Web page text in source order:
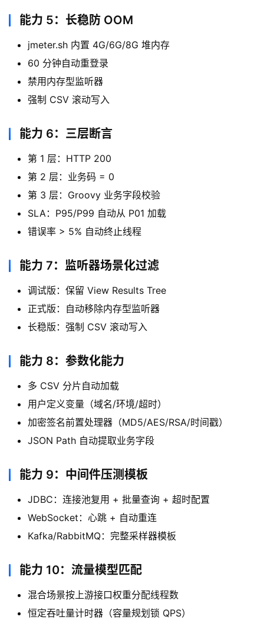
能力 5：长稳防 OOM
jmeter.sh 内置 4G/6G/8G 堆内存
60 分钟自动重登录
禁用内存型监听器
强制 CSV 滚动写入
能力 6：三层断言
第 1 层：HTTP 200
第 2 层：业务码 = 0
第 3 层：Groovy 业务字段校验
SLA：P95/P99 自动从 P01 加载
错误率 > 5% 自动终止线程
能力 7：监听器场景化过滤
调试版：保留 View Results Tree
正式版：自动移除内存型监听器
长稳版：强制 CSV 滚动写入
能力 8：参数化能力
多 CSV 分片自动加载
用户定义变量（域名/环境/超时）
加密签名前置处理器（MD5/AES/RSA/时间戳）
JSON Path 自动提取业务字段
能力 9：中间件压测模板
JDBC：连接池复用 + 批量查询 + 超时配置
WebSocket：心跳 + 自动重连
Kafka/RabbitMQ：完整采样器模板
能力 10：流量模型匹配
混合场景按上游接口权重分配线程数
恒定吞吐量计时器（容量规划锁 QPS）